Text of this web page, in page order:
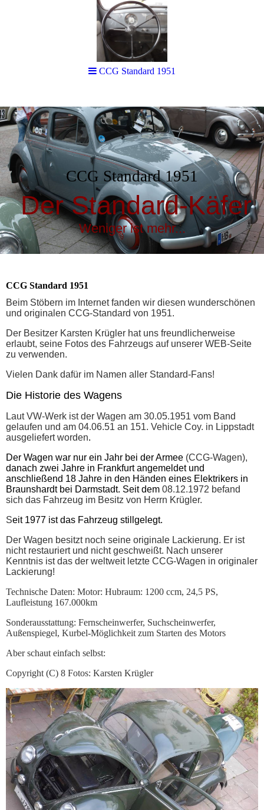
CCG Standard 1951
Der Standard-Käfer
Weniger ist mehr...
CCG Standard 1951
Beim Stöbern im Internet fanden wir diesen wunderschönen
und originalen CCG-Standard von 1951.
Der Besitzer Karsten Krügler hat uns freundlicherweise
erlaubt, seine Fotos des Fahrzeugs auf unserer WEB-Seite
zu verwenden.
Vielen Dank dafür im Namen aller Standard-Fans!
Die Historie des Wagens
Laut VW-Werk ist der Wagen am 30.05.1951 vom Band
gelaufen und am 04.06.51 an 151. Vehicle Coy. in Lippstadt
ausgeliefert worden.
Der Wagen war nur ein Jahr bei der Armee (CCG-Wagen),
danach zwei Jahre in Frankfurt angemeldet und
anschließend 18 Jahre in den Händen eines Elektrikers in
Braunshardt bei Darmstadt. Seit dem 08.12.1972 befand
sich das Fahrzeug im Besitz von Herrn Krügler.
Seit 1977 ist das Fahrzeug stillgelegt.
Der Wagen besitzt noch seine originale Lackierung. Er ist
nicht restauriert und nicht geschweißt. Nach unserer
Kenntnis ist das der weltweit letzte CCG-Wagen in originaler
Lackierung!
Technische Daten: Motor: Hubraum: 1200 ccm, 24,5 PS,
Laufleistung 167.000km
Sonderausstattung: Fernscheinwerfer, Suchscheinwerfer,
Außenspiegel, Kurbel-Möglichkeit zum Starten des Motors
Aber schaut einfach selbst:
Copyright (C) 8 Fotos: Karsten Krügler
CCG Standard 1951